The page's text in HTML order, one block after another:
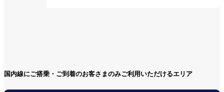
国内線にご搭乗・ご到着のお客さまのみご利用いただけるエリア